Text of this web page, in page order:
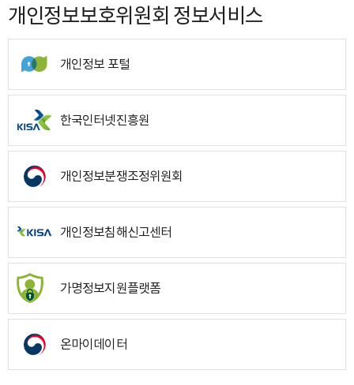
개인정보보호위원회 정보서비스
개인정보 포털
한국인터넷진흥원
개인정보분쟁조정위원회
개인정보침해신고센터
가명정보지원플랫폼
온마이데이터